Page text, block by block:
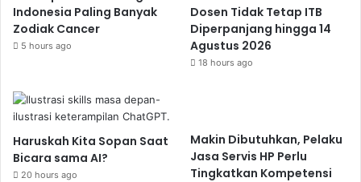
Indonesia Paling Banyak
Zodiak Cancer
5 hours ago
Dosen Tidak Tetap ITB
Diperpanjang hingga 14
Agustus 2026
18 hours ago
Haruskah Kita Sopan Saat
Bicara sama AI?
20 hours ago
Makin Dibutuhkan, Pelaku
Jasa Servis HP Perlu
Tingkatkan Kompetensi